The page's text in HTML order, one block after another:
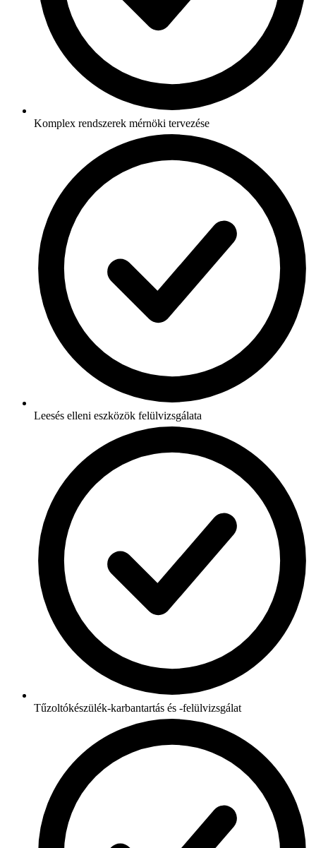
Komplex rendszerek mérnöki tervezése
Leesés elleni eszközök felülvizsgálata
Tűzoltókészülék-karbantartás és -felülvizsgálat